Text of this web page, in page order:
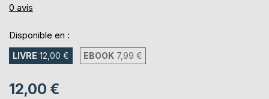
0%
0 avis
Disponible en :
LIVRE 12,00 € EBOOK 7,99 €
12,00 €